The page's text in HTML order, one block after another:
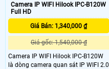
Camera IP WIFI Hilook IPC-B120W
Full HD
Giá Bán: 1,340,000 ₫
Giá gốc: 1,540,000 ₫
Camera IP WIFI Hilook IPC-B120W
là dòng camera quan sát IP WIFI 2.0